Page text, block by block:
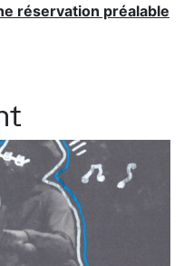
réservation préalable